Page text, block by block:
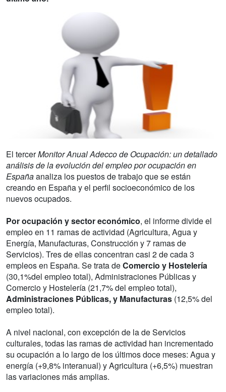
El tercerMonitor Anual Adecco de Ocupación: un detallado
análisis de la evolución del empleo por ocupación en
Españaanaliza los puestos de trabajo que se están
creando en España y el perfil socioeconómico de los
nuevos ocupados.
Por ocupación y sector económico, el informe divide el
empleo en 11 ramas de actividad (Agricultura, Agua y
Energía, Manufacturas, Construcción y 7 ramas de
Servicios). Tres de ellas concentran casi 2 de cada 3
empleos en España. Se trata deComercio y Hostelería
(30,1%del empleo total), Administraciones Públicas y
Comercio y Hostelería (21,7% del empleo total),
Administraciones Públicas, y Manufacturas (12,5% del
empleo total).
A nivel nacional, con excepción de la de Servicios
culturales, todas las ramas de actividad han incrementado
su ocupación a lo largo de los últimos doce meses: Agua y
energía (+9,8% interanual) y Agricultura (+6,5%) muestran
las variaciones más amplias.